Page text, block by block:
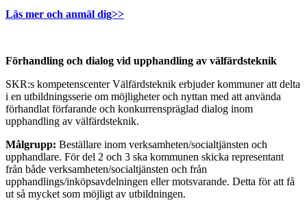
Läs mer och anmäl dig>>
Förhandling och dialog vid upphandling av välfärdsteknik
SKR:s kompetenscenter Välfärdsteknik erbjuder kommuner att delta
i en utbildningsserie om möjligheter och nyttan med att använda
förhandlat förfarande och konkurrenspräglad dialog inom
upphandling av välfärdsteknik.
Målgrupp: Beställare inom verksamheten/socialtjänsten och
upphandlare. För del 2 och 3 ska kommunen skicka representant
från både verksamheten/socialtjänsten och från
upphandlings/inköpsavdelningen eller motsvarande. Detta för att få
ut så mycket som möjligt av utbildningen.